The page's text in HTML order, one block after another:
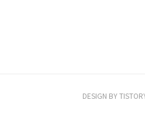
DESIGN BY